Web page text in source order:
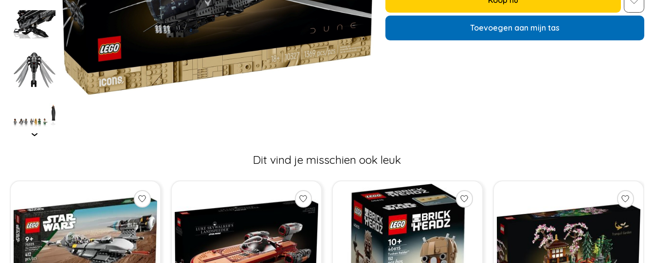
Toevoegen aan mijn tas
Dit vind je misschien ook leuk